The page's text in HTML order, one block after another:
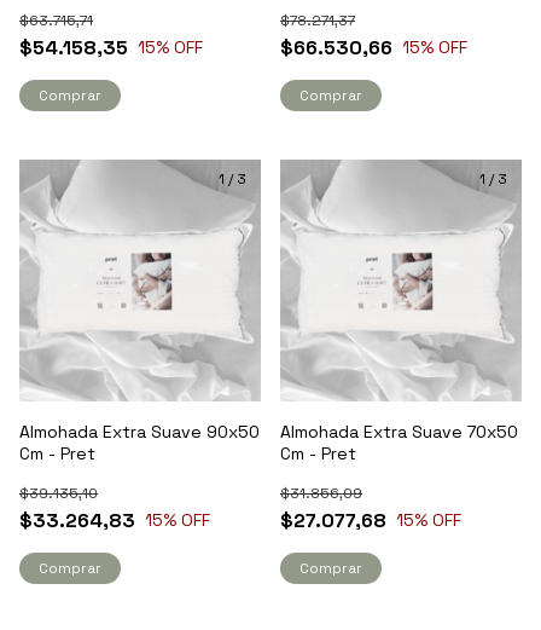
$54.158,35
$63.715,71
15% OFF
Comprar
$66.530,66
$78.271,37
15% OFF
Comprar
1 /3
Almohada Extra Suave 90x50
Cm - Pret
$33.264,83
$39.135,10
15% OFF
Comprar
1 /3
Almohada Extra Suave 70x50
Cm - Pret
$27.077,68
$31.856,09
15% OFF
Comprar